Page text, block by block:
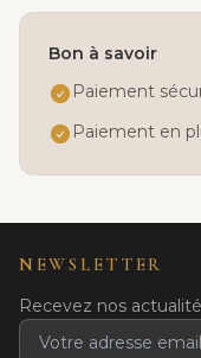
Bon à savoir
Paiement
Paiement en
NEWSLETTER
Recevez nos